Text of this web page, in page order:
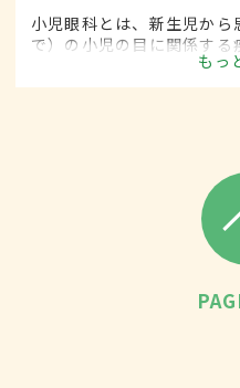
小児眼科とは、新生児か
で）の小児の目に関係す
もっ